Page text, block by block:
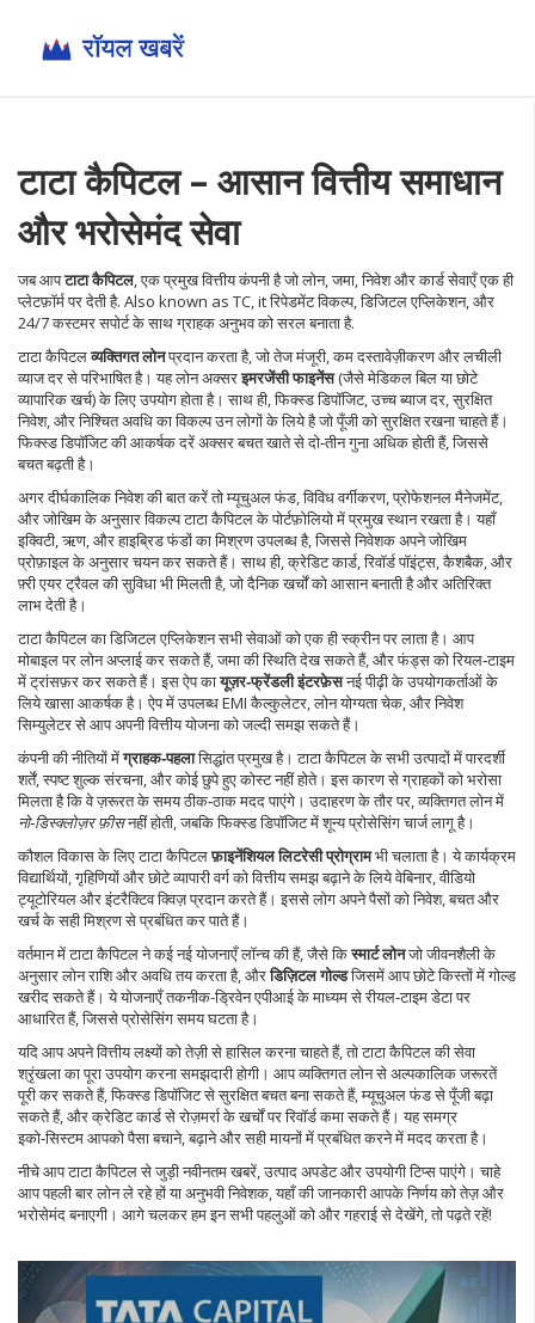
टाटा कैपिटल – आसान वित्तीय समाधान
और भरोसेमंद सेवा
जब आपटाटा कैपिटल,एक प्रमुख वित्तीय कंपनी है जो लोन, जमा, निवेश और कार्ड सेवाएँ एक ही
प्लेटफ़ॉर्म पर देती है. Also known as TC, itरिपेडमेंट विकल्प, डिजिटल एप्लिकेशन, और
24/7 कस्टमर सपोर्ट के साथ ग्राहक अनुभव को सरल बनाता है.
टाटा कैपिटलव्यक्तिगत लोनप्रदान करता है, जोतेज मंजूरी,कम दस्तावेज़ीकरण और लचीली
व्याज दरसे परिभाषित है। यह लोन अक्सरइमरजेंसी फाइनेंस(जैसे मेडिकल बिल या छोटे
व्यापारिक खर्च) के लिए उपयोग होता है। साथ ही,फिक्स्ड डिपॉजिट,उच्च ब्याज दर, सुरक्षित
निवेश, और निश्चित अवधिका विकल्प उन लोगों के लिये है जो पूँजी को सुरक्षित रखना चाहते हैं।
फिक्स्ड डिपॉजिट की आकर्षक दरें अक्सर बचत खाते से दो‑तीन गुना अधिक होती हैं, जिससे
बचत बढ़ती है।
अगर दीर्घकालिक निवेश की बात करें तोम्यूचुअल फंड,विविध वर्गीकरण, प्रोफेशनल मैनेजमेंट,
और जोखिम के अनुसार विकल्पटाटा कैपिटल के पोर्टफ़ोलियो में प्रमुख स्थान रखता है। यहाँ
इक्विटी, ऋण, और हाइब्रिड फंडों का मिश्रण उपलब्ध है, जिससे निवेशक अपने जोखिम
प्रोफ़ाइल के अनुसार चयन कर सकते हैं। साथ ही,क्रेडिट कार्ड,रिवॉर्ड पॉइंट्स, कैशबैक, और
फ़्री एयर ट्रैवलकी सुविधा भी मिलती है, जो दैनिक खर्चों को आसान बनाती है और अतिरिक्त
लाभ देती है।
टाटा कैपिटल का डिजिटल एप्लिकेशन सभी सेवाओं को एक ही स्क्रीन पर लाता है। आप
मोबाइल पर लोन अप्लाई कर सकते हैं, जमा की स्थिति देख सकते हैं, और फंड्स को रियल‑टाइम
में ट्रांसफ़र कर सकते हैं। इस ऐप कायूज़र‑फ्रेंडली इंटरफ़ेसनई पीढ़ी के उपयोगकर्ताओं के
लिये खासा आकर्षक है। ऐप में उपलब्ध EMI कैल्कुलेटर, लोन योग्यता चेक, और निवेश
सिम्युलेटर से आप अपनी वित्तीय योजना को जल्दी समझ सकते हैं।
कंपनी की नीतियों मेंग्राहक‑पहलासिद्धांत प्रमुख है। टाटा कैपिटल के सभी उत्पादों में पारदर्शी
शर्तें, स्पष्ट शुल्क संरचना, और कोई छुपे हुए कोस्ट नहीं होते। इस कारण से ग्राहकों को भरोसा
मिलता है कि वे ज़रूरत के समय ठीक‑ठाक मदद पाएंगे। उदाहरण के तौर पर, व्यक्तिगत लोन में
नो‑डिस्क्लोज़र फ़ीसनहीं होती, जबकि फिक्स्ड डिपॉजिट में शून्य प्रोसेसिंग चार्ज लागू है।
कौशल विकास के लिए टाटा कैपिटलफ़ाइनेंशियल लिटरेसी प्रोग्रामभी चलाता है। ये कार्यक्रम
विद्यार्थियों, गृहिणियों और छोटे व्यापारी वर्ग को वित्तीय समझ बढ़ाने के लिये वेबिनार, वीडियो
ट्यूटोरियल और इंटरैक्टिव क्विज़ प्रदान करते हैं। इससे लोग अपने पैसों को निवेश, बचत और
खर्च के सही मिश्रण से प्रबंधित कर पाते हैं।
वर्तमान में टाटा कैपिटल ने कई नई योजनाएँ लॉन्च की हैं, जैसे किस्मार्ट लोनजो जीवनशैली के
अनुसार लोन राशि और अवधि तय करता है, औरडिज़िटल गोल्डजिसमें आप छोटे किस्तों में गोल्ड
खरीद सकते हैं। ये योजनाएँ तकनीक-ड्रिवेन एपीआई के माध्यम से रीयल‑टाइम डेटा पर
आधारित हैं, जिससे प्रोसेसिंग समय घटता है।
यदि आप अपने वित्तीय लक्ष्यों को तेज़ी से हासिल करना चाहते हैं, तो टाटा कैपिटल की सेवा
श्रृंखला का पूरा उपयोग करना समझदारी होगी। आप व्यक्तिगत लोन से अल्पकालिक जरूरतें
पूरी कर सकते हैं, फिक्स्ड डिपॉजिट से सुरक्षित बचत बना सकते हैं, म्यूचुअल फंड से पूँजी बढ़ा
सकते हैं, और क्रेडिट कार्ड से रोज़मर्रा के खर्चों पर रिवॉर्ड कमा सकते हैं। यह समग्र
इको‑सिस्टम आपको पैसा बचाने, बढ़ाने और सही मायनों में प्रबंधित करने में मदद करता है।
नीचे आप टाटा कैपिटल से जुड़ी नवीनतम खबरें, उत्पाद अपडेट और उपयोगी टिप्स पाएंगे। चाहे
आप पहली बार लोन ले रहे हों या अनुभवी निवेशक, यहाँ की जानकारी आपके निर्णय को तेज़ और
भरोसेमंद बनाएगी। आगे चलकर हम इन सभी पहलुओं को और गहराई से देखेंगे, तो पढ़ते रहें!